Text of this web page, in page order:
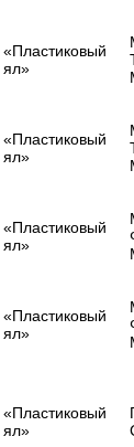
«Пластиковый
ял»
«Пластиковый
ял»
«Пластиковый
ял»
«Пластиковый
ял»
«Пластиковый
ял»